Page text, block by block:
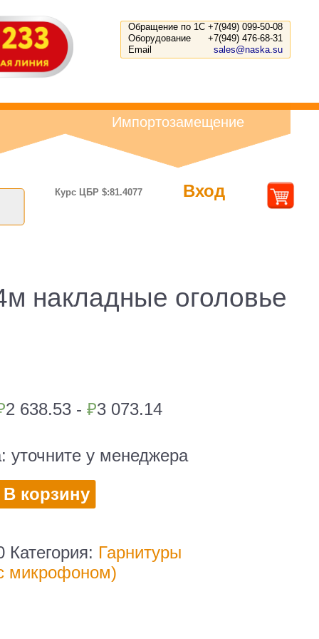
Обращение по 1С +7(949) 099-50-08
Оборудование
+7(949) 476-68-31
Email
sales@naska.su
Импортозамещение
Курс ЦБР $:81.4077 Вход
накладные оголовье
2 638.53 - ₽3 073.14
уточните у менеджера
В корзину
Категория: Гарнитуры
микрофоном)